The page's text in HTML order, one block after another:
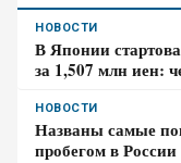
НОВОСТИ
В Японии
за 1,507 млн иен:
НОВОСТИ
Названы самые
пробегом в России